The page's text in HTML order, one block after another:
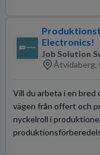
Electronics!
Job Solution
Åtvidaberg,
Vill du arbeta i en bred
vägen från offert och
nyckelroll i